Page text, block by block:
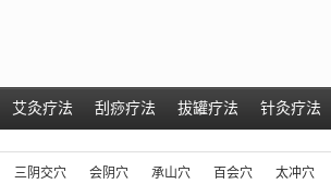
艾灸疗法 刮痧疗法 拔罐疗法 针灸疗法
三阴交穴 会阴穴 承山穴 百会穴 太冲穴